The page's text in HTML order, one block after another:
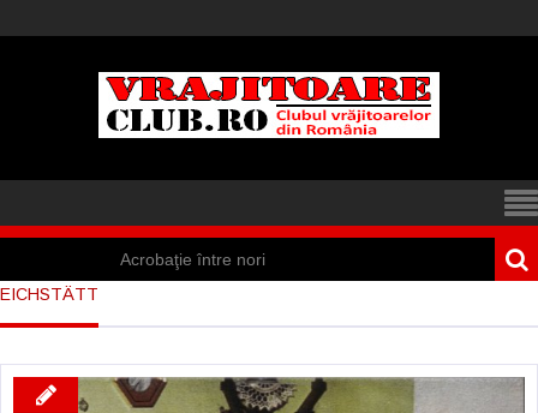
Acrobaţie între nori
Marea vânătoare
EICHSTÄTT